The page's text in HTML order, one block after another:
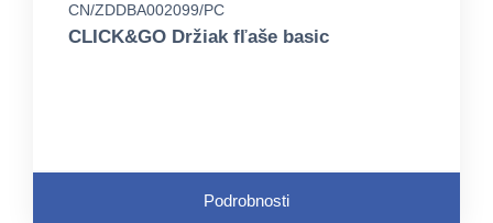
CN/ZDDBA002099/PC
CLICK&GO Držiak fľaše basic
Podrobnosti